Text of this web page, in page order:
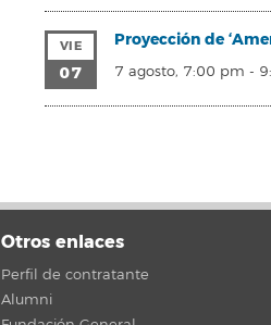
VIE
07
Proyección de
7 agosto, 7:00 pm -
Otros enlaces
Perfil de contratante
Alumni